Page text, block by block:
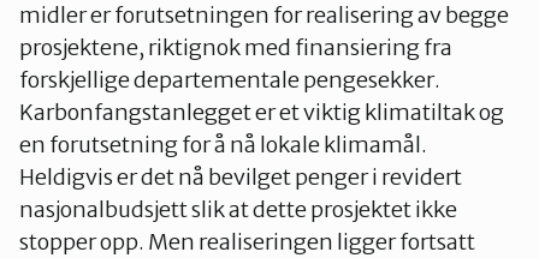
midler er forutsetningen for realisering av begge
prosjektene, riktignok med finansiering fra
forskjellige departementale pengesekker.
Karbonfangstanlegget er et viktig klimatiltak og
en forutsetning for å nå lokale klimamål.
Heldigvis er det nå bevilget penger i revidert
nasjonalbudsjett slik at dette prosjektet ikke
stopper opp. Men realiseringen ligger fortsatt